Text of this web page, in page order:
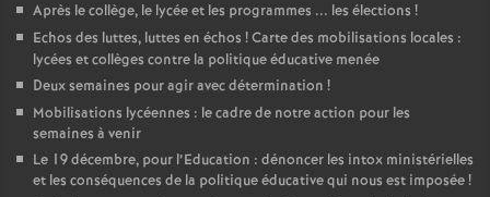
Après le collège, le lycée et les programmes ... les élections !
Echos des luttes, luttes en échos ! Carte des mobilisations locales :
lycées et collèges contre la politique éducative menée
Deux semaines pour agir avec détermination !
Mobilisations lycéennes : le cadre de notre action pour les
semaines à venir
Le 19 décembre, pour l’Education : dénoncer les intox ministérielles
et les conséquences de la politique éducative qui nous est imposée!